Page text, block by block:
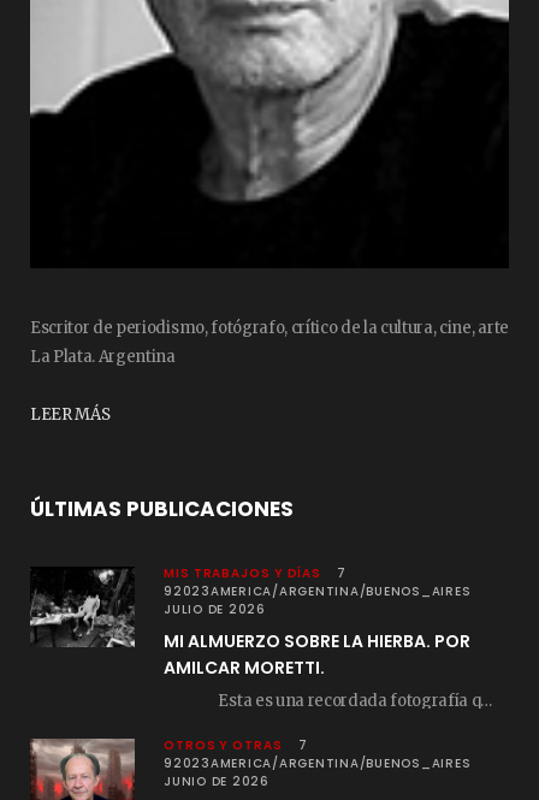
Escritor de periodismo, fotógrafo, crítico de la cultura, cine, arte
La Plata. Argentina
LEER MÁS
ÚLTIMAS PUBLICACIONES
MIS TRABAJOS Y DÍAS
7
92023AMERICA/ARGENTINA/BUENOS_AIRES
JULIO DE 2026
MI ALMUERZO SOBRE LA HIERBA. POR
AMILCAR MORETTI.
Esta es una recordada fotografía que registré…
OTROS Y OTRAS
7
92023AMERICA/ARGENTINA/BUENOS_AIRES
JUNIO DE 2026